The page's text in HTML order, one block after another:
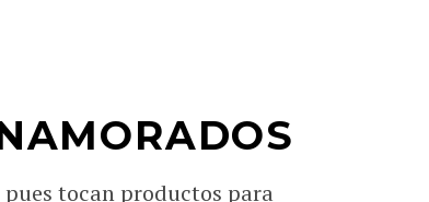
tocan productos para